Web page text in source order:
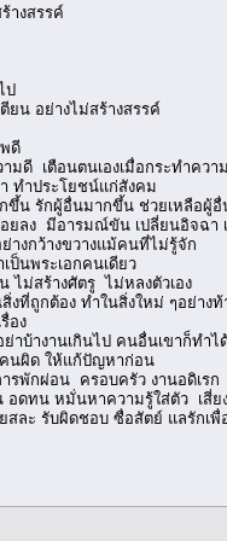
างสรรค์
ป
น อย่างไม่สร้างสรรค์
ดี
มดี เตือนตนเองเมื่อกระทำควา
ทำประโยชน์แก่สังคม
ขึ้น รักผู้อื่นมากขึ้น ช่วยเหลือผู้
ลง มีอารมณ์ขัน เปลี่ยนอิจฉา
งกว้างขวางแม้คนที่ไม่รู้จัก
ป็นพระเอกคนเดียว
ไม่สร้างศัตรู ไม่หลงตัวเอง
ที่ถูกต้อง ทำในสิ่งใหม่ ๆอย่างท้
อง
บ้างานเกินไป คนอื่นเขาก็ทำไ
นผิด ให้แก้ปัญหาก่อน
รพักผ่อน ครอบครัว งานอดิเรก
ดทน หมั่นหาความรู้ใส่ตัว เสี่ย
ละ รับผิดชอบ ซื่อสัตย์ แลรักเ